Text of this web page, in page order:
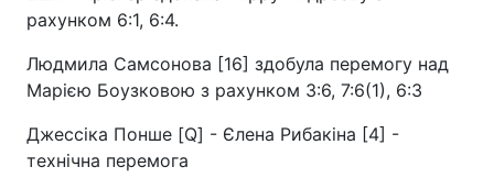
рахунком 6:1, 6:4.
Людмила Самсонова [16] здобула перемогу над
Марією Боузковою з рахунком 3:6, 7:6(1), 6:3
Джессіка Понше [Q] - Єлена Рибакіна [4] -
технічна перемога